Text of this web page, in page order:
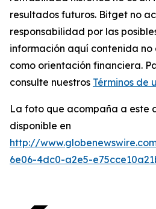
resultados futuros. Bitget no
responsabilidad por las
información aquí contenida
como orientación financiera.
consulte nuestros Términos de
La foto que acompaña a este
disponible en
http://
6e06-4dc0-a2e5-